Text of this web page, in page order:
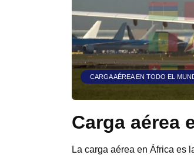
CARGA AÉREA EN TODO EL
Carga aérea
La carga aérea en África es